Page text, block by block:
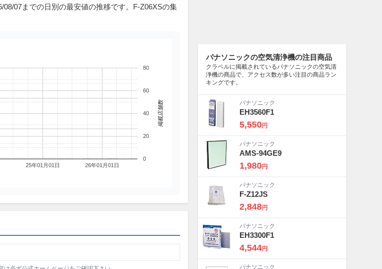
07までの日別の最安値の推移です。F-Z06XSの集
25年01月01日 26年01月01日
0
20
40
60
80
掲載店舗数
パナソニックの空気清浄機の注目商品
クラベルに掲載されているパナソニックの空気清
浄機の商品で、アクセス数が多い注目の商品ラン
キングです。
パナソニック
EH3560F1
5,550円
パナソニック
AMS-94GE9
1,980円
パナソニック
F-Z12JS
2,848円
パナソニック
EH3300F1
4,544円
パナソニック